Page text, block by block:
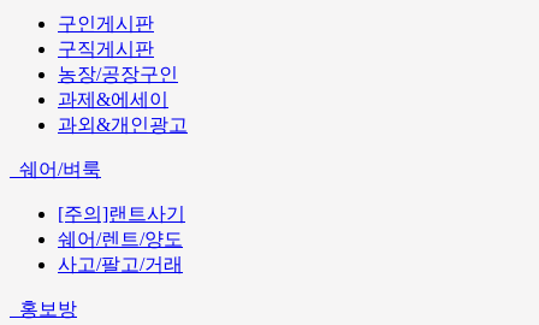
구인게시판
구직게시판
농장/공장구인
과제&에세이
과외&개인광고
쉐어/벼룩
[주의]랜트사기
쉐어/렌트/양도
사고/팔고/거래
홍보방